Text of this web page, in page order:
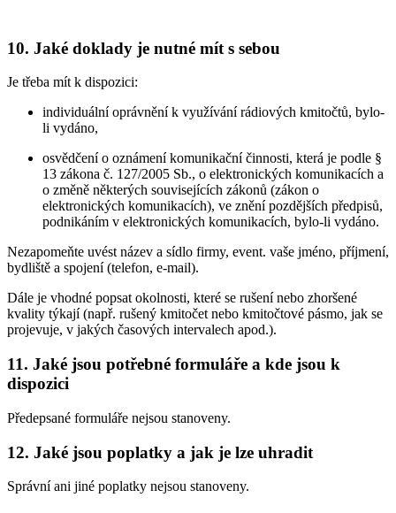
10. Jaké doklady je nutné mít s sebou
Je třeba mít k dispozici:
individuální oprávnění k využívání rádiových kmitočtů, bylo-
li vydáno,
osvědčení o oznámení komunikační činnosti, která je podle §
13 zákona č. 127/2005 Sb., o elektronických komunikacích a
o změně některých souvisejících zákonů (zákon o
elektronických komunikacích), ve znění pozdějších předpisů,
podnikáním v elektronických komunikacích, bylo-li vydáno.
Nezapomeňte uvést název a sídlo firmy, event. vaše jméno, příjmení,
bydliště a spojení (telefon, e-mail).
Dále je vhodné popsat okolnosti, které se rušení nebo zhoršené
kvality týkají (např. rušený kmitočet nebo kmitočtové pásmo, jak se
projevuje, v jakých časových intervalech apod.).
11. Jaké jsou potřebné formuláře a kde jsou k
dispozici
Předepsané formuláře nejsou stanoveny.
12. Jaké jsou poplatky a jak je lze uhradit
Správní ani jiné poplatky nejsou stanoveny.